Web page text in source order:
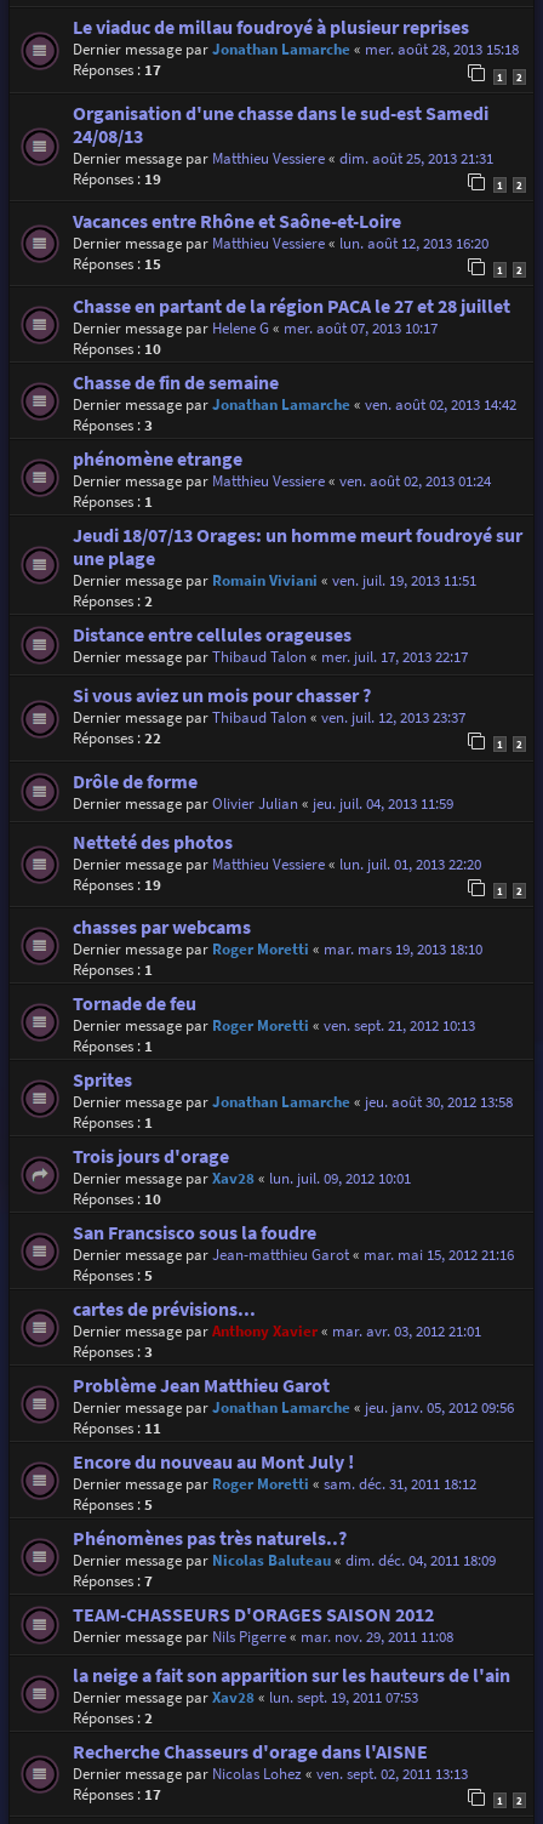
Le viaduc de millau foudroyé à plusieur reprises
Dernier message parJonathan Lamarche« mer. août 28, 2013 15:18
Réponses : 17 1 2
Organisation d'une chasse dans le sud-est Samedi
24/08/13
Dernier message par Matthieu Vessiere« dim. août 25, 2013 21:31
Réponses : 19 1 2
Vacances entre Rhône et Saône-et-Loire
Dernier message par Matthieu Vessiere« lun. août 12, 2013 16:20
Réponses : 15 1 2
Chasse en partant de la région PACA le 27 et 28 juillet
Dernier message par Helene G« mer. août 07, 2013 10:17
Réponses : 10
Chasse de fin de semaine
Dernier message parJonathan Lamarche« ven. août 02, 2013 14:42
Réponses :3
phénomène etrange
Dernier message par Matthieu Vessiere« ven. août 02, 2013 01:24
Réponses : 1
Jeudi 18/07/13 Orages: un homme meurt foudroyé sur
une plage
Dernier message par Romain Viviani « ven. juil. 19, 2013 11:51
Réponses :2
Distance entre cellules orageuses
Dernier message parThibaud Talon« mer. juil. 17, 2013 22:17
Si vous aviez un mois pour chasser ?
Dernier message parThibaud Talon« ven. juil. 12, 2013 23:37
Réponses :22 1 2
Drôle de forme
Dernier message parOlivier Julian« jeu. juil. 04, 2013 11:59
Netteté des photos
Dernier message par Matthieu Vessiere« lun. juil. 01, 2013 22:20
Réponses : 19 1 2
chasses par webcams
Dernier message par Roger Moretti « mar. mars 19, 2013 18:10
Réponses : 1
Tornade de feu
Dernier message par Roger Moretti « ven. sept. 21, 2012 10:13
Réponses : 1
Sprites
Dernier message parJonathan Lamarche« jeu. août 30, 2012 13:58
Réponses : 1
Trois jours d'orage
Dernier message parXav28« lun. juil. 09, 2012 10:01
Réponses : 10
San Francsisco sous la foudre
Dernier message parJean-matthieu Garot« mar. mai 15, 2012 21:16
Réponses :5
cartes de prévisions...
Dernier message parAnthony Xavier« mar. avr. 03, 2012 21:01
Réponses :3
Problème Jean Matthieu Garot
Dernier message parJonathan Lamarche« jeu. janv. 05, 2012 09:56
Réponses : 11
Encore du nouveau au Mont July !
Dernier message par Roger Moretti « sam. déc. 31, 2011 18:12
Réponses :5
Phénomènes pas très naturels..?
Dernier message par Nicolas Baluteau« dim. déc. 04, 2011 18:09
Réponses :7
TEAM-CHASSEURS D'ORAGES SAISON 2012
Dernier message par Nils Pigerre« mar. nov. 29, 2011 11:08
la neige a fait son apparition sur les hauteurs de l'ain
Dernier message parXav28« lun. sept. 19, 2011 07:53
Réponses :2
Recherche Chasseurs d'orage dans l'AISNE
Dernier message par Nicolas Lohez« ven. sept. 02, 2011 13:13
Réponses : 17 1 2